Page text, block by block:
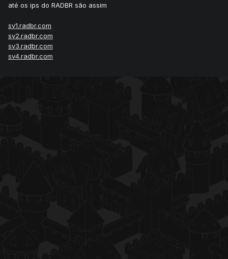
até os ips do RADBR são assim
sv1.radbr.com
sv2.radbr.com
sv3.radbr.com
sv4.radbr.com